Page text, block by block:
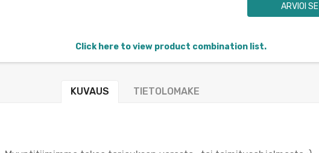
ARVIOI SE
Click here to view product combination list.
KUVAUS TIETOLOMAKE